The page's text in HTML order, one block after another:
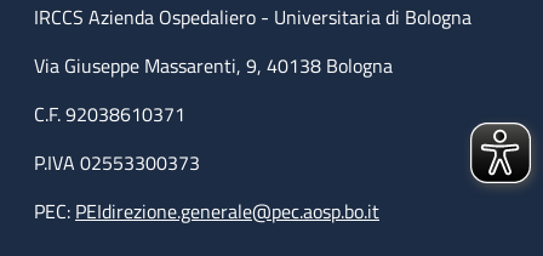
IRCCS Azienda Ospedaliero - Universitaria di Bologna
Via Giuseppe Massarenti, 9, 40138 Bologna
C.F. 92038610371
P.IVA 02553300373
PEC: PEIdirezione.generale@pec.aosp.bo.it